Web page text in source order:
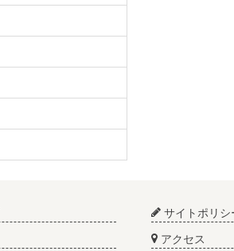
サイトポリシ
アクセス